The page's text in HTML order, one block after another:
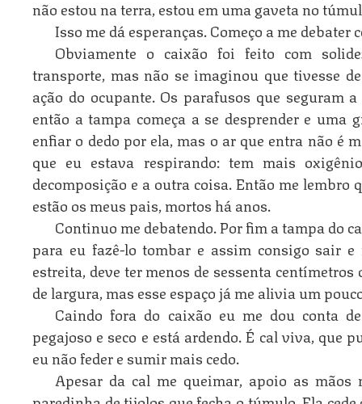
não estou na terra, estou em uma gaveta no
Isso me dá esperanças. Começo a me debater
Obviamente o caixão foi feito com
transporte, mas não se imaginou que tivesse
ação do ocupante. Os parafusos que seguram
então a tampa começa a se desprender e uma
enfiar o dedo por ela, mas o ar que entra não é
que eu estava respirando: tem mais
decomposição e a outra coisa. Então me lembro
estão os meus pais, mortos há anos.
Continuo me debatendo. Por fim a tampa do
para eu fazê-lo tombar e assim consigo sair
estreita, deve ter menos de sessenta
de largura, mas esse espaço já me alivia um
Caindo fora do caixão eu me dou conta
pegajoso e seco e está ardendo. É cal viva, que
eu não feder e sumir mais cedo.
Apesar da cal me queimar, apoio as mãos